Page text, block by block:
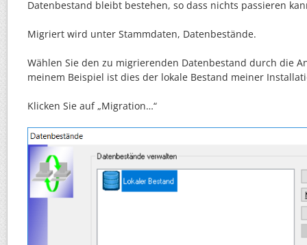
Datenbestand bleibt bestehen, so dass nichts passieren
Migriert wird unter Stammdaten, Datenbestände.
Wählen Sie den zu migrierenden Datenbestand durch die
meinem Beispiel ist dies der lokale Bestand meiner
Klicken Sie auf „Migration…“